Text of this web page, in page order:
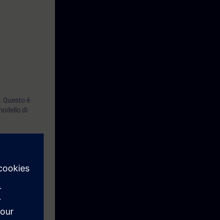
Questo è
di